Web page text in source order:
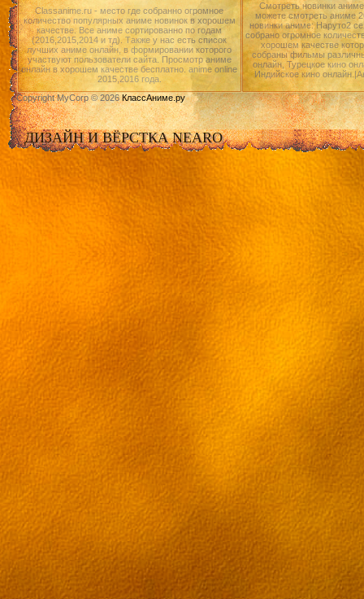
Classanime.ru - место где собранно огромное
количество популярных аниме новинок в хорошем
качестве. Все аниме сортированно по годам
(2016,2015,2014 и тд). Также у нас есть список
лучших аниме онлайн, в формировании которого
участвуют пользователи сайта. Просмотр аниме
онлайн в хорошем качестве бесплатно. anime online
2015,2016 года.
Смотреть новинки
можете смотреть аниме
новинки аниме: Наруто2
собрано огромное
хорошем качестве
собраны фильмы
онлайн, Турецкое кино
Индийское кино
Copyright MyCorp © 2026КлассАниме.ру
ДИЗАЙН И ВЁРСТКА NEARO